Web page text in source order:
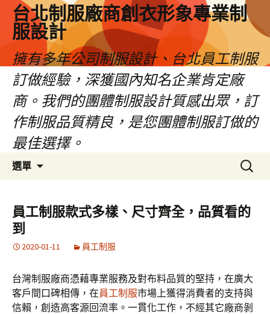
台北制服廠商創衣形象專業制
服設計
擁有多年公司制服設計、台北員工制服
訂做經驗，深獲國內知名企業肯定廠
商。我們的團體制服設計質感出眾，訂
作制服品質精良，是您團體制服訂做的
最佳選擇。
選單
容
區
搜
尋
鍵
字:
員工制服款式多樣、尺寸齊全，品質看的
到
2020-01-11 員工制服
台灣制服廠商憑藉專業服務及對布料品質的堅持，在廣大
客戶間口碑相傳，在員工制服市場上獲得消費者的支持與
信賴，創造高客源回流率。一貫化工作，不經其它廠商剝